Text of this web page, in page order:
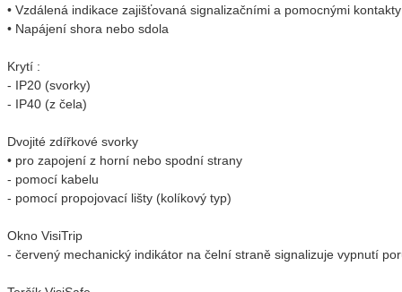
• Vzdálená indikace zajišťovaná signalizačními a pomocnými
• Napájení shora nebo sdola
Krytí :
- IP20 (svorky)
- IP40 (z čela)
Dvojité zdířkové svorky
• pro zapojení z horní nebo spodní strany
- pomocí kabelu
- pomocí propojovací lišty (kolíkový typ)
Okno VisiTrip
- červený mechanický indikátor na čelní straně signalizuje vypnutí